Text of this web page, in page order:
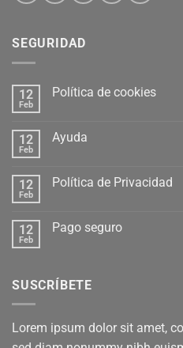
SEGURIDAD
12
Feb
Política de cookies
12
Feb
Ayuda
12
Feb
Política de Privacidad
12
Feb
Pago seguro
SUSCRÍBETE
Lorem ipsum dolor sit amet,